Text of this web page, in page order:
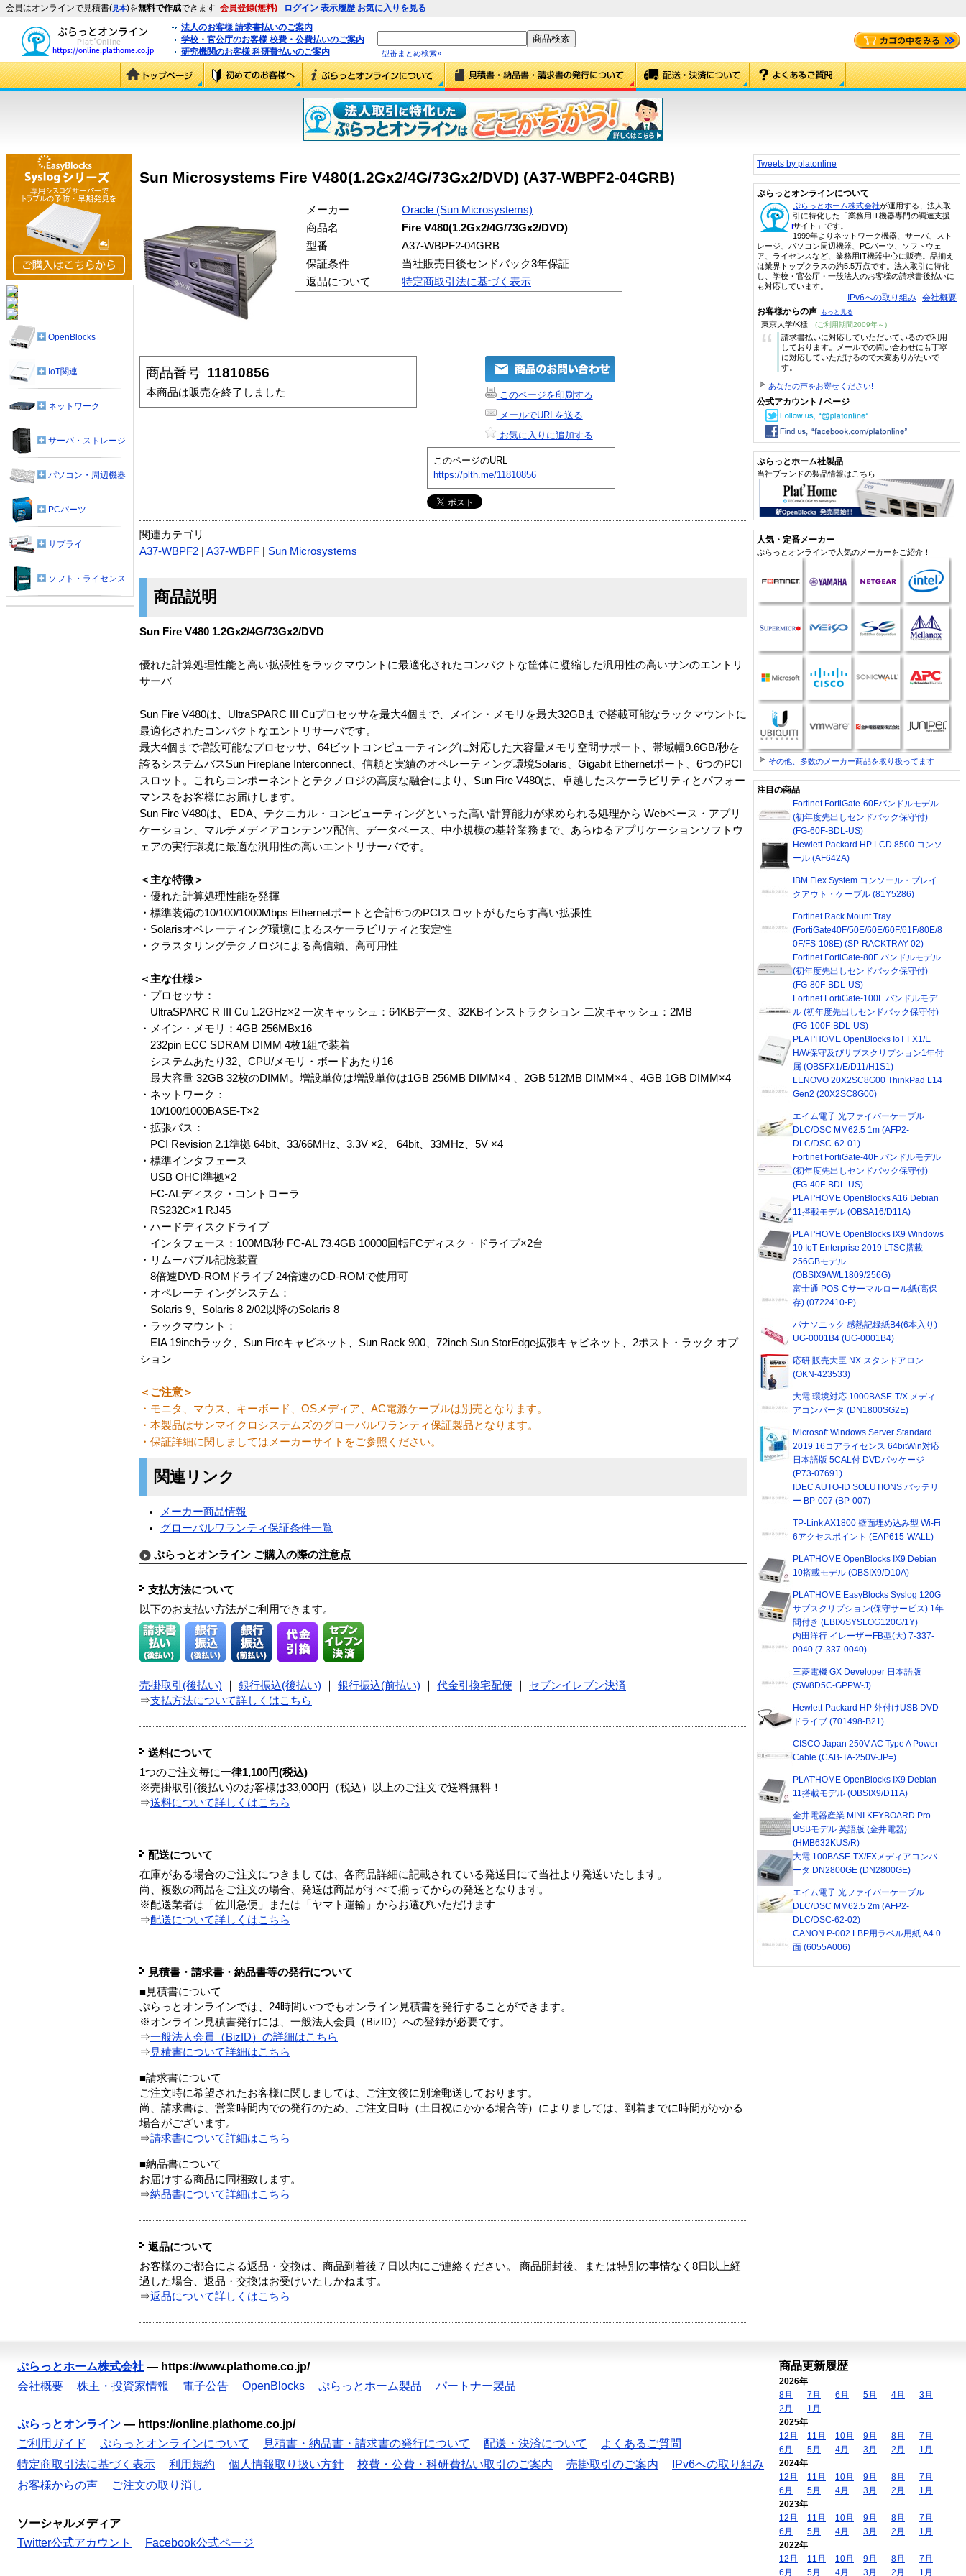
会員はオンラインで見積書(見本)を無料で作成できます 会員登録(無料) ログイン 表示履歴 お気に入りを見る
法人のお客様 請求書払いのご案内
学校・官公庁のお客様 校費・公費払いのご案内
研究機関のお客様 科研費払いのご案内
型番まとめ検索»
Sun Microsystems Fire V480(1.2Gx2/4G/73Gx2/DVD) (A37-WBPF2-04GRB)
メーカー
Oracle (Sun Microsystems)
商品名
Fire V480(1.2Gx2/4G/73Gx2/DVD)
型番
A37-WBPF2-04GRB
保証条件
当社販売日後センドバック3年保証
返品について
特定商取引法に基づく表示
商品番号 11810856
本商品は販売を終了しました
このページを印刷する
メールでURLを送る
お気に入りに追加する
このページのURL
https://plth.me/11810856
関連カテゴリ
A37-WBPF2
A37-WBPF Sun Microsystems
商品説明
Sun Fire V480 1.2Gx2/4G/73Gx2/DVD
優れた計算処理性能と高い拡張性をラックマウントに最適化されたコンパクトな筐体に凝縮した汎用性の高いサンのエントリ
サーバ
Sun Fire V480は、UltraSPARC III Cuプロセッサを最大4個まで、メイン・メモリを最大32GBまで搭載可能なラックマウントに
最適化されたコンパクトなエントリサーバです。
最大4個まで増設可能なプロセッサ、64ビットコンピューティングに対応した大容量メモリ空間サポート、帯域幅9.6GB/秒を
誇るシステムバスSun Fireplane Interconnect、信頼と実績のオペレーティング環境Solaris、Gigabit Ethernetポート、6つのPCI
スロット。これらコンポーネントとテクノロジの高度な融合により、Sun Fire V480は、卓越したスケーラビリティとパフォー
マンスをお客様にお届けします。
Sun Fire V480は、 EDA、テクニカル・コンピューティングといった高い計算能力が求められる処理から Webベース・アプリ
ケーション、マルチメディアコンテンツ配信、データベース、中小規模の基幹業務まで、あらゆるアプリケーションソフトウ
ェアの実行環境に最適な汎用性の高いエントリサーバです。
＜主な特徴＞
・優れた計算処理性能を発揮
・標準装備の10/100/1000Mbps Ethernetポートと合計6つのPCIスロットがもたらす高い拡張性
・Solarisオペレーティング環境によるスケーラビリティと安定性
・クラスタリングテクノロジによる高信頼、高可用性
＜主な仕様＞
・プロセッサ：
UltraSPARC R III Cu 1.2GHz×2 一次キャッシュ：64KBデータ、32KBインストラクション 二次キャッシュ：2MB
・メイン・メモリ：4GB 256MBx16
232pin ECC SDRAM DIMM 4枚1組で装着
システムあたり32、CPU/メモリ・ボードあたり16
最大容量 32GB 32枚のDIMM。増設単位は増設単位は1GB 256MB DIMM×4 、2GB 512MB DIMM×4 、4GB 1GB DIMM×4
・ネットワーク：
10/100/1000BASE-T×2
・拡張バス：
PCI Revision 2.1準拠 64bit、33/66MHz、3.3V ×2、 64bit、33MHz、5V ×4
・標準インタフェース
USB OHCI準拠×2
FC-ALディスク・コントローラ
RS232C×1 RJ45
・ハードディスクドライブ
インタフェース：100MB/秒 FC-AL 73.4GB 10000回転FCディスク・ドライブ×2台
・リムーバブル記憶装置
8倍速DVD-ROMドライブ 24倍速のCD-ROMで使用可
・オペレーティングシステム：
Solaris 9、Solaris 8 2/02以降のSolaris 8
・ラックマウント：
EIA 19inchラック、Sun Fireキャビネット、Sun Rack 900、72inch Sun StorEdge拡張キャビネット、2ポスト・ラック オプ
ション
＜ご注意＞
・モニタ、マウス、キーボード、OSメディア、AC電源ケーブルは別売となります。
・本製品はサンマイクロシステムズのグローバルワランティ保証製品となります。
・保証詳細に関しましてはメーカーサイトをご参照ください。
関連リンク
メーカー商品情報
グローバルワランティ保証条件一覧
ぷらっとオンライン ご購入の際の注意点
支払方法について
以下のお支払い方法がご利用できます。
売掛取引(後払い) 銀行振込(後払い) 銀行振込(前払い) 代金引換宅配便
セブンイレブン決済
⇒支払方法について詳しくはこちら
送料について
1つのご注文毎に一律1,100円(税込)
※売掛取引(後払い)のお客様は33,000円（税込）以上のご注文で送料無料！
⇒送料について詳しくはこちら
配送について
在庫がある場合のご注文につきましては、各商品詳細に記載されている発送日にて当社より発送いたします。
尚、複数の商品をご注文の場合、発送は商品がすべて揃ってからの発送となります。
※配送業者は「佐川急便」または「ヤマト運輸」からお選びいただけます
⇒配送について詳しくはこちら
見積書・請求書・納品書等の発行について
■見積書について
ぷらっとオンラインでは、24時間いつでもオンライン見積書を発行することができます。
※オンライン見積書発行には、一般法人会員（BizID）への登録が必要です。
⇒一般法人会員（BizID）の詳細はこちら
⇒ 見積書について詳細はこちら
■請求書について
ご注文時に希望されたお客様に関しましては、ご注文後に別途郵送しております。
尚、請求書は、営業時間内での発行のため、ご注文日時（土日祝にかかる場合等）によりましては、到着までに時間がかかる
場合がございます。
⇒請求書について詳細はこちら
■納品書について
お届けする商品に同梱致します。
⇒納品書について詳細はこちら
返品について
お客様のご都合による返品・交換は、商品到着後７日以内にご連絡ください。 商品開封後、または特別の事情なく8日以上経
過した場合、返品・交換はお受けいたしかねます。
⇒返品について詳しくはこちら
OpenBlocks
IoT関連
ネットワーク
サーバ・ストレージ
パソコン・周辺機器
PCパーツ
サプライ
ソフト・ライセンス
Tweets by platonline
ぷらっとオンラインについて
ぷらっとホーム株式会社が運用する、法人取
引に特化した「業務用IT機器専門の調達支援
サイト」です。
1999年よりネットワーク機器、サーバ、スト
レージ、パソコン周辺機器、PCパーツ、ソフトウェ
ア、ライセンスなど、業務用IT機器中心に販売。品揃え
は業界トップクラスの約5.5万点です。法人取引に特化
し、学校・官公庁・一般法人のお客様の請求書後払いに
も対応しています。
IPv6への取り組み 会社概要
お客様からの声 もっと見る
東京大学/K様 (ご利用期間2009年～)
“
請求書払いに対応していただいているので利用
しております。メールでの問い合わせにも丁寧
に対応していただけるので大変ありがたいで
す。
あなたの声をお寄せください!
公式アカウント / ページ
ぷらっとホーム社製品
当社ブランドの製品情報はこちら
人気・定番メーカー
ぷらっとオンラインで人気のメーカーをご紹介！
その他、多数のメーカー商品を取り扱ってます
注目の商品
Fortinet FortiGate-60Fバンドルモデル
(初年度先出しセンドバック保守付)
(FG-60F-BDL-US)
Hewlett-Packard HP LCD 8500 コンソ
ール (AF642A)
IBM Flex System コンソール・ブレイ
クアウト・ケーブル (81Y5286)
Fortinet Rack Mount Tray
(FortiGate40F/50E/60E/60F/61F/80E/8
0F/FS-108E) (SP-RACKTRAY-02)
Fortinet FortiGate-80F バンドルモデル
(初年度先出しセンドバック保守付)
(FG-80F-BDL-US)
Fortinet FortiGate-100F バンドルモデ
ル (初年度先出しセンドバック保守付)
(FG-100F-BDL-US)
PLAT'HOME OpenBlocks IoT FX1/E
H/W保守及びサブスクリプション1年付
属 (OBSFX1/E/D11/H1S1)
LENOVO 20X2SC8G00 ThinkPad L14
Gen2 (20X2SC8G00)
エイム電子 光ファイバーケーブル
DLC/DSC MM62.5 1m (AFP2-
DLC/DSC-62-01)
Fortinet FortiGate-40F バンドルモデル
(初年度先出しセンドバック保守付)
(FG-40F-BDL-US)
PLAT'HOME OpenBlocks A16 Debian
11搭載モデル (OBSA16/D11A)
PLAT'HOME OpenBlocks IX9 Windows
10 IoT Enterprise 2019 LTSC搭載
256GBモデル
(OBSIX9/W/L1809/256G)
富士通 POS-Cサーマルロール紙(高保
存) (0722410-P)
パナソニック 感熱記録紙B4(6本入り)
UG-0001B4 (UG-0001B4)
応研 販売大臣 NX スタンドアロン
(OKN-423533)
大電 環境対応 1000BASE-T/X メディ
アコンバータ (DN1800SG2E)
Microsoft Windows Server Standard
2019 16コアライセンス 64bitWin対応
日本語版 5CAL付 DVDパッケージ
(P73-07691)
IDEC AUTO-ID SOLUTIONS バッテリ
ー BP-007 (BP-007)
TP-Link AX1800 壁面埋め込み型 Wi-Fi
6アクセスポイント (EAP615-WALL)
PLAT'HOME OpenBlocks IX9 Debian
10搭載モデル (OBSIX9/D10A)
PLAT'HOME EasyBlocks Syslog 120G
サブスクリプション(保守サービス) 1年
間付き (EBIX/SYSLOG120G/1Y)
内田洋行 イレーザーFB型(大) 7-337-
0040 (7-337-0040)
三菱電機 GX Developer 日本語版
(SW8D5C-GPPW-J)
Hewlett-Packard HP 外付けUSB DVD
ドライブ (701498-B21)
CISCO Japan 250V AC Type A Power
Cable (CAB-TA-250V-JP=)
PLAT'HOME OpenBlocks IX9 Debian
11搭載モデル (OBSIX9/D11A)
金井電器産業 MINI KEYBOARD Pro
USBモデル 英語版 (金井電器)
(HMB632KUS/R)
大電 100BASE-TX/FXメディアコンバ
ータ DN2800GE (DN2800GE)
エイム電子 光ファイバーケーブル
DLC/DSC MM62.5 2m (AFP2-
DLC/DSC-62-02)
CANON P-002 LBP用ラベル用紙 A4 0
面 (6055A006)
ぷらっとホーム株式会社 — https://www.plathome.co.jp/
会社概要
株主・投資家情報 電子公告 OpenBlocks ぷらっとホーム製品 パートナー製品
ぷらっとオンライン — https://online.plathome.co.jp/
ご利用ガイド
ぷらっとオンラインについて 見積書・納品書・請求書の発行について 配送・決済について
よくあるご質問
特定商取引法に基づく表示
利用規約 個人情報取り扱い方針 校費・公費・科研費払い取引のご案内 売掛取引のご案内
IPv6への取り組み
お客様からの声
ご注文の取り消し
ソーシャルメディア
Twitter公式アカウント
Facebook公式ページ
商品更新履歴
2026年
8月
7月 6月 5月 4月
3月
2月
1月
2025年
12月
11月 10月 9月 8月
7月
6月
5月 4月 3月 2月
1月
2024年
12月
11月 10月 9月 8月
7月
6月
5月 4月 3月 2月
1月
2023年
12月
11月 10月 9月 8月
7月
6月
5月 4月 3月 2月
1月
2022年
12月
11月 10月 9月 8月
7月
6月
5月 4月 3月 2月 1月